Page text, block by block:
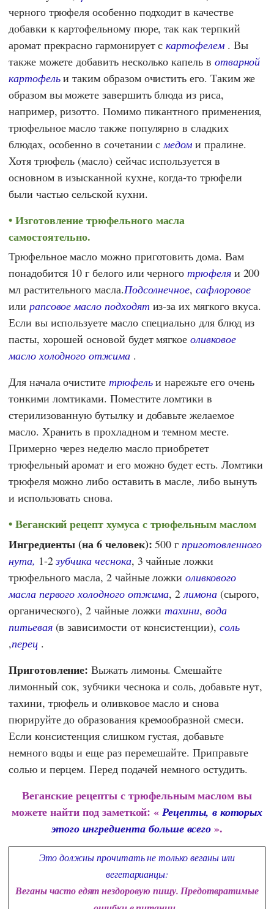
черного трюфеля особенно подходит в качестве
добавки к картофельному пюре, так как терпкий
аромат прекрасно гармонирует скартофелем. Вы
также можете добавить несколько капель в отварной
картофельи таким образом очистить его. Таким же
образом вы можете завершить блюда из риса,
например, ризотто. Помимо пикантного применения,
трюфельное масло также популярно в сладких
блюдах, особенно в сочетании смедом и пралине.
Хотя трюфель (масло) сейчас используется в
основном в изысканной кухне, когда-то трюфели
были частью сельской кухни.
Изготовление трюфельного масла
самостоятельно.
Трюфельное масло можно приготовить дома. Вам
понадобится 10 г белого или черноготрюфеляи 200
мл растительного масла.Подсолнечное,сафлоровое
или рапсовое масло подходят из-за их мягкого вкуса.
Если вы используете масло специально для блюд из
пасты, хорошей основой будет мягкоеоливковое
масло холодного отжима.
Для начала очистите трюфельи нарежьте его очень
тонкими ломтиками. Поместите ломтики в
стерилизованную бутылку и добавьте желаемое
масло. Хранить в прохладном и темном месте.
Примерно через неделю масло приобретет
трюфельный аромат и его можно будет есть. Ломтики
трюфеля можно либо оставить в масле, либо вынуть
и использовать снова.
Веганский рецепт хумуса с трюфельным маслом
Ингредиенты (на 6 человек): 500 г приготовленного
нута, 1-2зубчика чеснока, 3 чайные ложки
трюфельного масла, 2 чайные ложкиоливкового
масла первого холодного отжима, 2лимона(сырого,
органического), 2 чайные ложки тахини, вода
питьевая(в зависимости от консистенции), соль
,перец.
Приготовление: Выжать лимоны. Смешайте
лимонный сок, зубчики чеснока и соль, добавьте нут,
тахини, трюфель и оливковое масло и снова
пюрируйте до образования кремообразной смеси.
Если консистенция слишком густая, добавьте
немного воды и еще раз перемешайте. Приправьте
солью и перцем. Перед подачей немного остудить.
Веганские рецепты с трюфельным маслом вы
можете найти под заметкой: «Рецепты, в которых
этого ингредиента больше всего ».
Это должны прочитать не только веганы или
вегетарианцы:
Веганы часто едят нездоровую пищу. Предотвратимые